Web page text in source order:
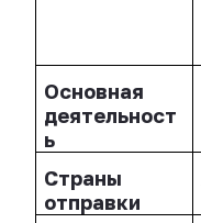
Основная
деятельност
ь
Страны
отправки